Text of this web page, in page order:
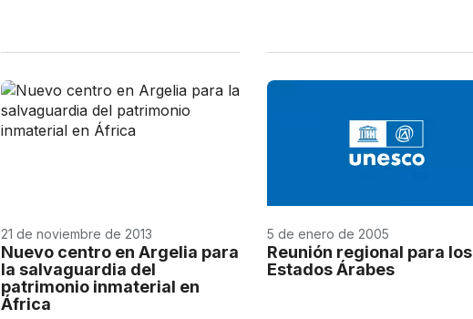
21 de noviembre de 2013
Nuevo centro en Argelia para
la salvaguardia del
patrimonio inmaterial en
África
5 de enero de 2005
Reunión regional para los
Estados Árabes